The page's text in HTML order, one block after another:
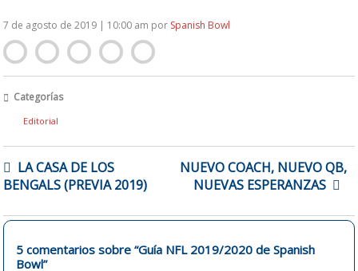
7 de agosto de 2019 | 10:00 am por Spanish Bowl
Categorías
Editorial
DE
ENTRADAS
LA CASA DE LOS
BENGALS (PREVIA 2019)
NUEVO COACH, NUEVO QB,
NUEVAS ESPERANZAS
5 comentarios sobre “Guía NFL 2019/2020 de Spanish
Bowl”